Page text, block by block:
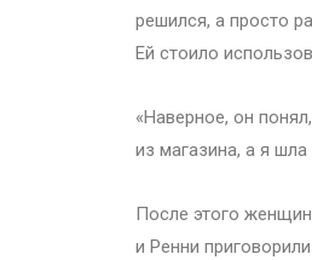
решился, а просто
Ей стоило
«Наверное, он
из магазина, а я
После этого
и Ренни